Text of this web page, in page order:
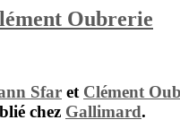
Oubrerie
Sfar et Clément
chez Gallimard.